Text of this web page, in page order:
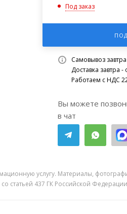
Под заказ
Самовывоз
Доставка завтра -
Работаем с НДС
Вы можете
в чат
услугу. Материалы,
статьей 437 ГК Российской